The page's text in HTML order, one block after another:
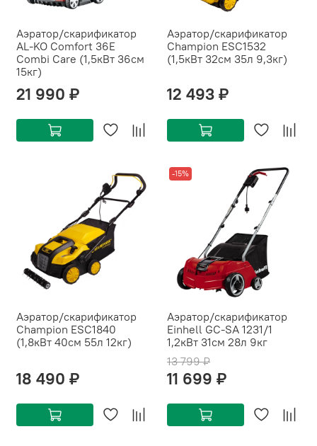
Аэратор/скарификатор
AL-KO Comfort 36Е
Combi Care (1,5кВт 36см
15кг)
21 990 ₽
Аэратор/скарификатор
Champion ESC1532
(1,5кВт 32см 35л 9,3кг)
12 493 ₽
Аэратор/скарификатор
Champion ESC1840
(1,8кВт 40см 55л 12кг)
18 490 ₽
-15%
Аэратор/скарификатор
Einhell GC-SA 1231/1
1,2кВт 31см 28л 9кг
13 799 ₽
11 699 ₽